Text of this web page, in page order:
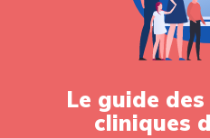
Le guide
cliniques